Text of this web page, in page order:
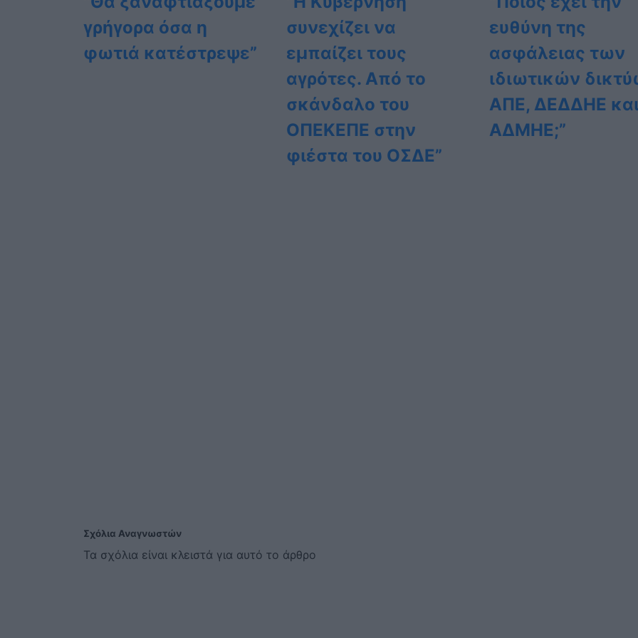
γρήγορα όσα η
φωτιά κατέστρεψε”
συνεχίζει να
εμπαίζει τους
αγρότες. Από το
σκάνδαλο του
ΟΠΕΚΕΠΕ στην
φιέστα του ΟΣΔΕ”
ευθύνη της
ασφάλειας των
ιδιωτικών
ΑΠΕ, ΔΕΔΔΗΕ
ΑΔΜΗΕ;”
Σχόλια Αναγνωστών
Τα σχόλια είναι κλειστά για αυτό το άρθρο